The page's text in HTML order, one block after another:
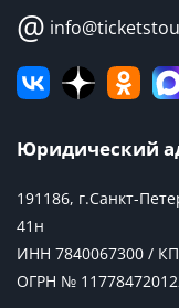
@
Юридический
191186, г.Санкт-
41н
ИНН 7840067300 /
ОГРН №